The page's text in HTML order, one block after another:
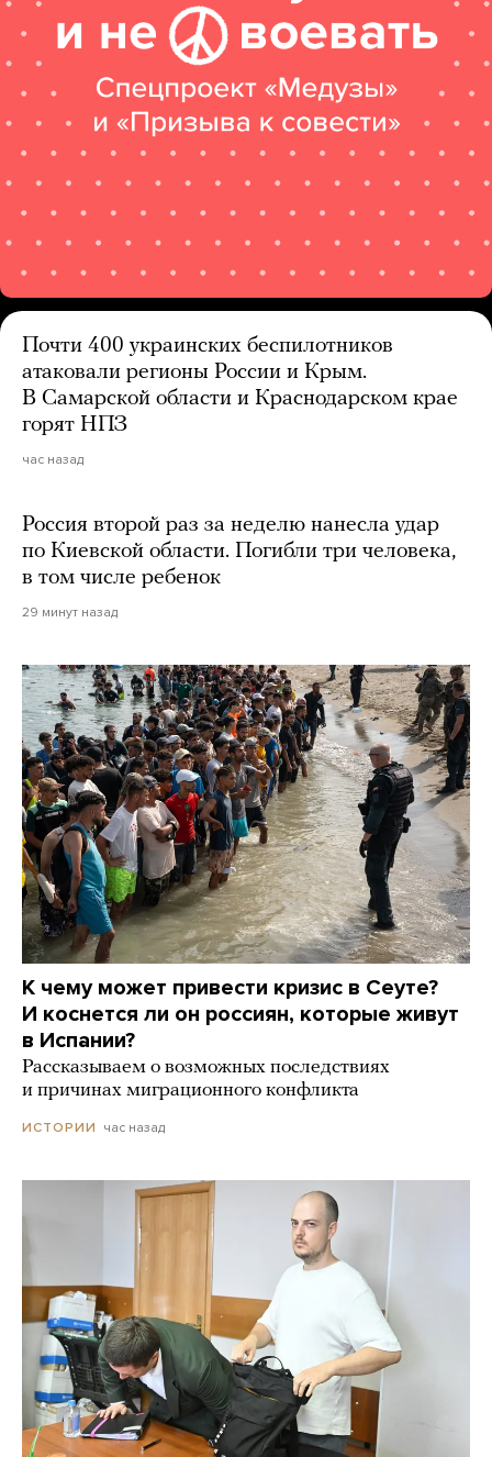
Почти 400 украинских беспилотников
атаковали регионы России и Крым.
В Самарской области и Краснодарском крае
горят НПЗ
час назад
Россия второй раз за неделю нанесла удар
по Киевской области. Погибли три человека,
в том числе ребенок
29 минут назад
К чему может привести кризис в Сеуте?
И коснется ли он россиян, которые живут
в Испании?
Рассказываем о возможных последствиях
и причинах миграционного конфликта
ИСТОРИИ час назад